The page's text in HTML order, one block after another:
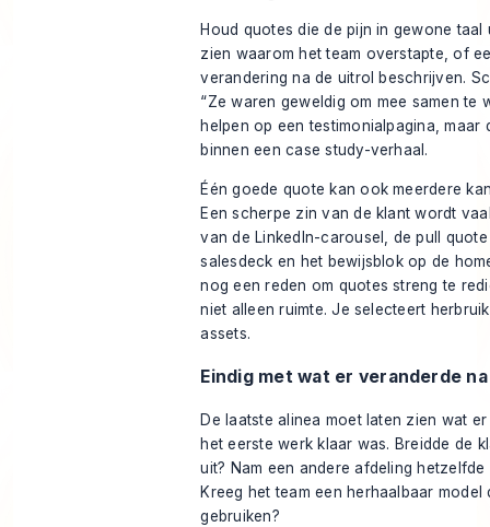
Houd quotes die de pijn in gewone taal
zien waarom het team overstapte, of
verandering na de uitrol beschrijven.
“Ze waren geweldig om mee samen te
helpen op een testimonialpagina, maar
binnen een case study-verhaal.
Één goede quote kan ook meerdere
Een scherpe zin van de klant wordt
van de LinkedIn-carousel, de pull
salesdeck en het bewijsblok op de
nog een reden om quotes streng te
niet alleen ruimte. Je selecteert
assets.
Eindig met wat er veranderde
De laatste alinea moet laten zien wat
het eerste werk klaar was. Breidde de
uit? Nam een andere afdeling
Kreeg het team een herhaalbaar model
gebruiken?